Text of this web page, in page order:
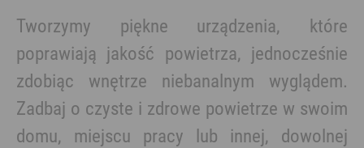
Tworzymy piękne urządzenia, które
poprawiają jakość powietrza, jednocześnie
zdobiąc wnętrze niebanalnym wyglądem.
Zadbaj o czyste i zdrowe powietrze w swoim
domu, miejscu pracy lub innej, dowolnej